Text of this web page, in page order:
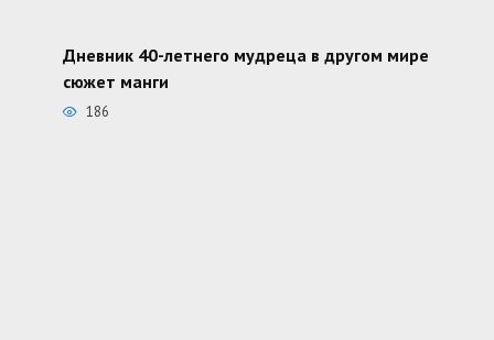
Дневник 40-летнего мудреца в другом мире
сюжет манги
186